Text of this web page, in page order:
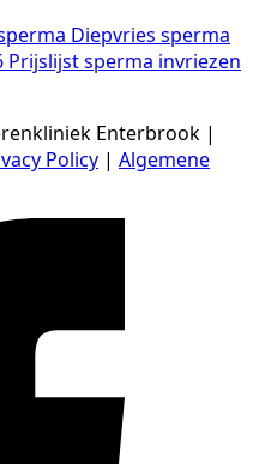
Diepvries sperma
Prijslijst sperma invriezen
Enterbrook |
Policy | Algemene